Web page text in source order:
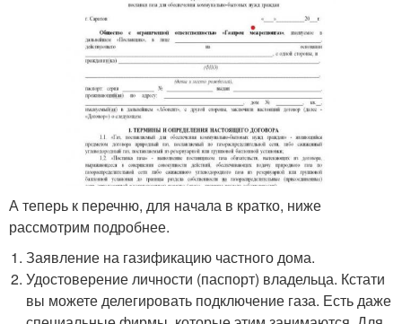
А теперь к перечню, для начала в кратко, ниже
рассмотрим подробнее.
Заявление на газификацию частного дома.
Удостоверение личности (паспорт) владельца. Кстати
вы можете делегировать подключение газа. Есть даже